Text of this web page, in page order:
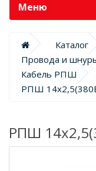
Меню
Каталог
Провода и
Кабель РПШ
РПШ
РПШ